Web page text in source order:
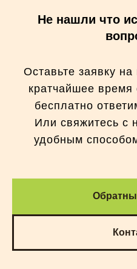
Не нашли что
Оставьте заявку
кратчайшее
бесплатно
Или свяжитесь с
удобным